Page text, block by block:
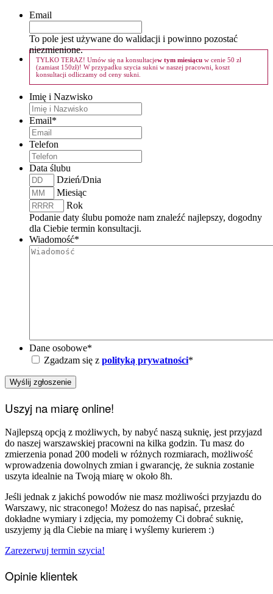
Email
To pole jest używane do walidacji i powinno pozostać
niezmienione.
TYLKO TERAZ! Umów się na konsultacjew tym miesiącu w cenie 50 zł
(zamiast 150zł)! W przypadku szycia sukni w naszej pracowni, koszt
konsultacji odliczamy od ceny sukni.
Imię i Nazwisko
Email*
Telefon
Data ślubu
Dzień/Dnia
Miesiąc
Rok
Podanie daty ślubu pomoże nam znaleźć najlepszy, dogodny
dla Ciebie termin konsultacji.
Wiadomość*
Dane osobowe*
Zgadzam się z polityką prywatności*
Uszyj na miarę online!
Najlepszą opcją z możliwych, by nabyć naszą suknię, jest przyjazd
do naszej warszawskiej pracowni na kilka godzin. Tu masz do
zmierzenia ponad 200 modeli w różnych rozmiarach, możliwość
wprowadzenia dowolnych zmian i gwarancję, że suknia zostanie
uszyta idealnie na Twoją miarę w około 8h.
Jeśli jednak z jakichś powodów nie masz możliwości przyjazdu do
Warszawy, nic straconego! Możesz do nas napisać, przesłać
dokładne wymiary i zdjęcia, my pomożemy Ci dobrać suknię,
uszyjemy ją dla Ciebie na miarę i wyślemy kurierem :)
Zarezerwuj termin szycia!
Opinie klientek